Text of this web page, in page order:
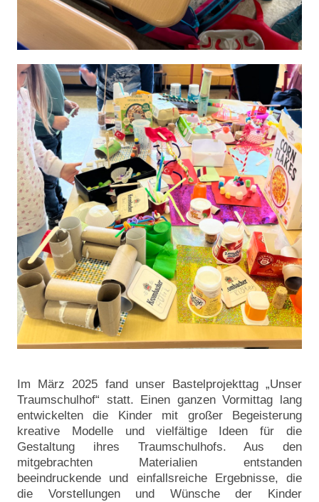
Im März 2025 fand unser Bastelprojekttag „Unser
Traumschulhof“ statt. Einen ganzen Vormittag lang
entwickelten die Kinder mit großer Begeisterung
kreative Modelle und vielfältige Ideen für die
Gestaltung ihres Traumschulhofs. Aus den
mitgebrachten Materialien entstanden
beeindruckende und einfallsreiche Ergebnisse, die
die Vorstellungen und Wünsche der Kinder